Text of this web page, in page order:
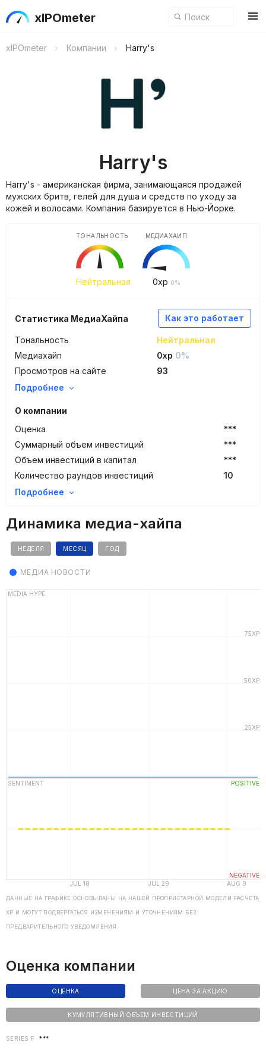
xIPOmeter
xIPOmeter Компании Harry's
Harry's
Harry's - американская фирма, занимающаяся продажей
мужских бритв, гелей для душа и средств по уходу за
кожей и волосами. Компания базируется в Нью-Йорке.
Нейтральная
ТОНАЛЬНОСТЬ
0xp 0%
МЕДИАХАЙП
Как это работает
Статистика МедиаХайпа
Тональность
Нейтральная
Медиахайп
0xp 0%
Просмотров на сайте
93
Подробнее
О компании
Оценка
***
Суммарный объем инвестиций
***
Объем инвестиций в капитал
***
Количество раундов инвестиций
10
Подробнее
Динамика медиа-хайпа
НЕДЕЛЯ МЕСЯЦ ГОД
МЕДИА НОВОСТИ
ДАННЫЕ НА ГРАФИКЕ ОСНОВЫВАНЫ НА НАШЕЙ ПРОПРИЕТАРНОЙ МОДЕЛИ РАСЧЕТА
ХP И МОГУТ ПОДВЕРГАТЬСЯ ИЗМЕНЕНИЯМ И УТОЧНЕНИЯМ БЕЗ
ПРЕДВАРИТЕЛЬНОГО УВЕДОМЛЕНИЯ
Оценка компании
ОЦЕНКА ЦЕНА ЗА АКЦИЮ
КУМУЛЯТИВНЫЙ ОБЪЕМ ИНВЕСТИЦИЙ
SERIES F ***